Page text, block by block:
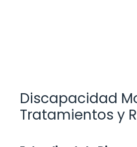
Discapacidad
Tratamientos y